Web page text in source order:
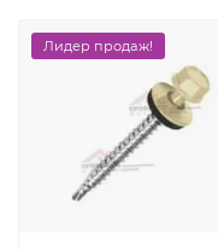
Лидер продаж!